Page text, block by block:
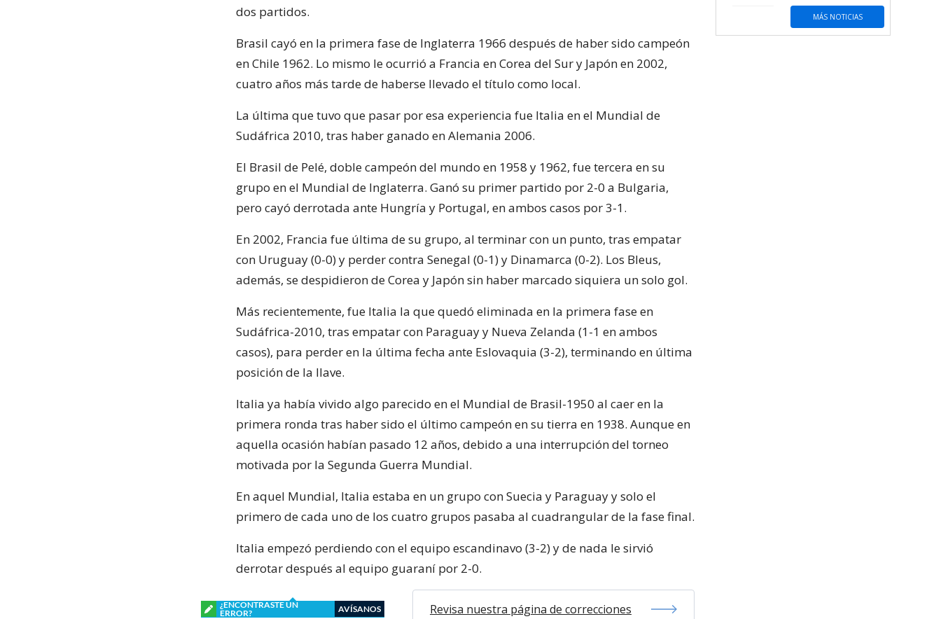
dos partidos.
Brasil cayó en la primera fase de Inglaterra 1966 después de haber sido campeón
en Chile 1962. Lo mismo le ocurrió a Francia en Corea del Sur y Japón en 2002,
cuatro años más tarde de haberse llevado el título como local.
La última que tuvo que pasar por esa experiencia fue Italia en el Mundial de
Sudáfrica 2010, tras haber ganado en Alemania 2006.
El Brasil de Pelé, doble campeón del mundo en 1958 y 1962, fue tercera en su
grupo en el Mundial de Inglaterra. Ganó su primer partido por 2-0 a Bulgaria,
pero cayó derrotada ante Hungría y Portugal, en ambos casos por 3-1.
En 2002, Francia fue última de su grupo, al terminar con un punto, tras empatar
con Uruguay (0-0) y perder contra Senegal (0-1) y Dinamarca (0-2). Los Bleus,
además, se despidieron de Corea y Japón sin haber marcado siquiera un solo gol.
Más recientemente, fue Italia la que quedó eliminada en la primera fase en
Sudáfrica-2010, tras empatar con Paraguay y Nueva Zelanda (1-1 en ambos
casos), para perder en la última fecha ante Eslovaquia (3-2), terminando en última
posición de la llave.
Italia ya había vivido algo parecido en el Mundial de Brasil-1950 al caer en la
primera ronda tras haber sido el último campeón en su tierra en 1938. Aunque en
aquella ocasión habían pasado 12 años, debido a una interrupción del torneo
motivada por la Segunda Guerra Mundial.
En aquel Mundial, Italia estaba en un grupo con Suecia y Paraguay y solo el
primero de cada uno de los cuatro grupos pasaba al cuadrangular de la fase final.
Italia empezó perdiendo con el equipo escandinavo (3-2) y de nada le sirvió
derrotar después al equipo guaraní por 2-0.
¿ENCONTRASTE UN
ERROR?
AVÍSANOS Revisa nuestra página de correcciones
MÁS NOTICIAS